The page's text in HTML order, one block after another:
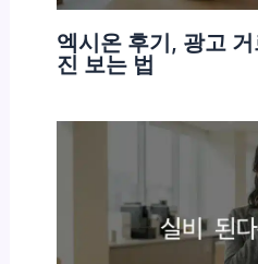
엑시온 후기, 광고
진 보는 법